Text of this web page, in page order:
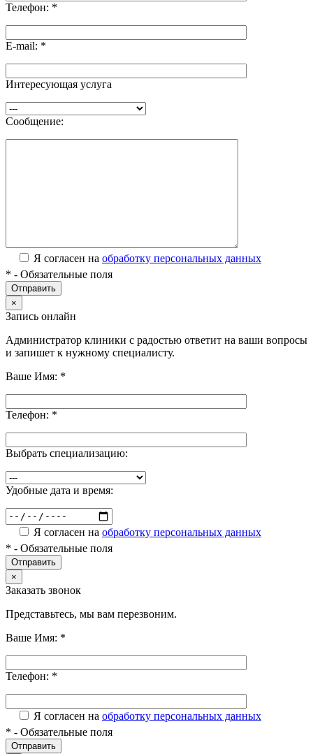
Телефон: *
E-mail: *
Интересующая услуга
Сообщение:
Я согласен на обработку персональных данных
* - Обязательные поля
×
Запись онлайн
Администратор клиники с радостью ответит на ваши вопросы
и запишет к нужному специалисту.
Ваше Имя: *
Телефон: *
Выбрать специализацию:
Удобные дата и время:
Я согласен на обработку персональных данных
* - Обязательные поля
×
Заказать звонок
Представьтесь, мы вам перезвоним.
Ваше Имя: *
Телефон: *
Я согласен на обработку персональных данных
* - Обязательные поля